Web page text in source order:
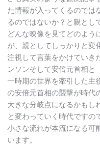
た情報が入ってくるのでは
るのではないか？と親とし
どんな映像を見てどのよう
が、親としてしっかりと変
注視して言葉をかけていき
ンソンそして安倍元首相と
一時期の世界を牽引した主
の安倍元首相の襲撃が時代
大きな分岐点になるかもし
と変わっていく時代ですの
小さな流れが本流になる可
います。